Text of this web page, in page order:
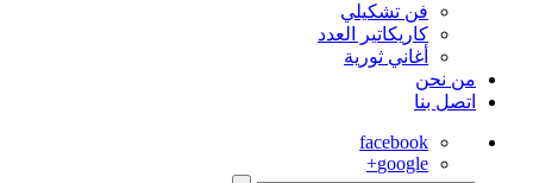
فن تشكيلي
كاريكاتير العدد
أغاني ثورية
من نحن
اتصل بنا
facebook
google+